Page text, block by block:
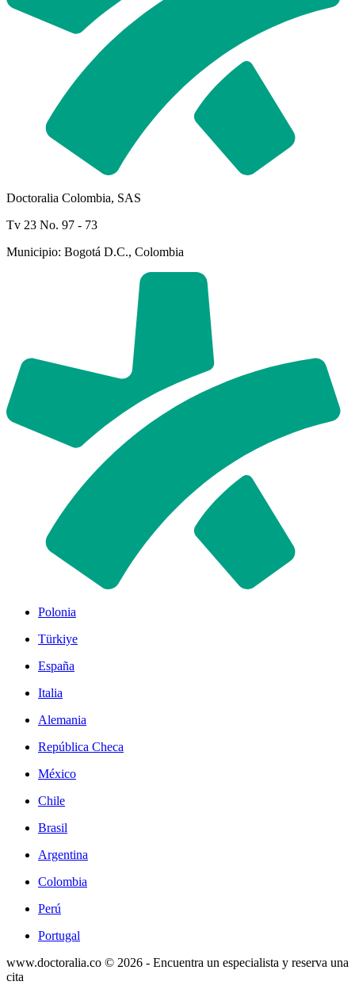
Doctoralia Colombia, SAS
Tv 23 No. 97 - 73
Municipio: Bogotá D.C., Colombia
Polonia
Türkiye
España
Italia
Alemania
República Checa
México
Chile
Brasil
Argentina
Colombia
Perú
Portugal
www.doctoralia.co © 2026 - Encuentra un especialista y reserva una
cita